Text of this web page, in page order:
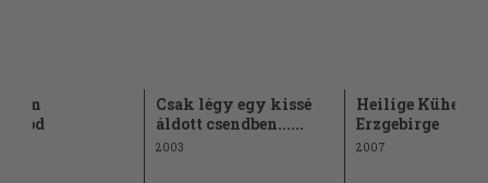
Csak légy egy kissé
áldott csendben......
2003
Heilige Kühe im
Erzgebirge
2007